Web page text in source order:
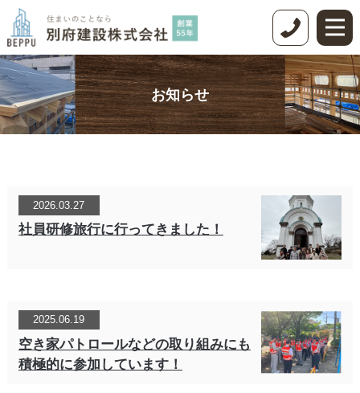
お知らせ
2026.03.27
社員研修旅行に行ってきました！
2025.06.19
空き家パトロールなどの取り組みにも
積極的に参加しています！